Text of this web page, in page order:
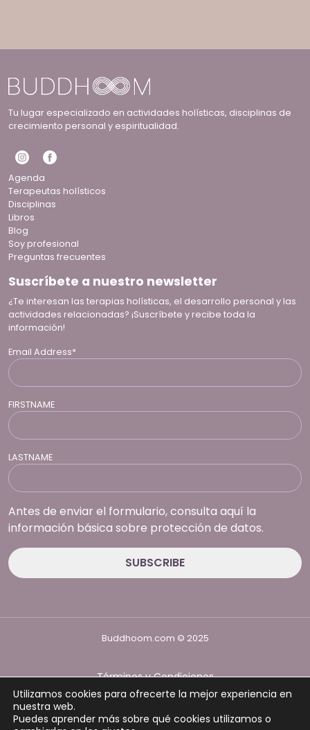
Tu lugar especializado en actividades holísticas, disciplinas de
crecimiento personal y espiritualidad.
Agenda
Terapeutas holísticos
Disciplinas
Libros
Blog
Soy profesional
Preguntas frecuentes
Suscríbete a nuestro newsletter
¿Te interesan las terapias holísticas, el desarrollo personal y las
actividades relacionadas? ¡Suscríbete y recibe toda la
información!
Email Address*
FIRSTNAME
LASTNAME
Antes de enviar el formulario, consulta aquí la
información básica sobre protección de datos.
Buddhoom.com © 2025
Términos y Condiciones
Política de Privacidad
Utilizamos cookies para ofrecerte la mejor experiencia en
nuestra web.
Puedes aprender más sobre qué cookies utilizamos o